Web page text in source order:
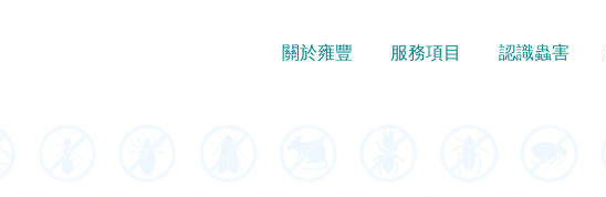
關於雍豐 服務項目 認識蟲害